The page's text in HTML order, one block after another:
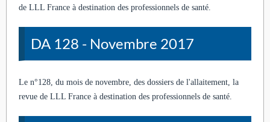
de LLL France à destination des professionnels de santé.
DA 128 - Novembre 2017
Le n°128, du mois de novembre, des dossiers de l'allaitement, la
revue de LLL France à destination des professionnels de santé.